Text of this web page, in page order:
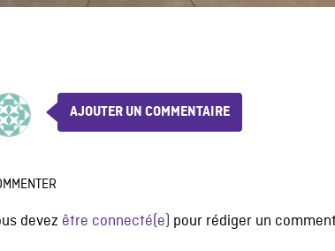
AJOUTER UN COMMENTAIRE
devez être connecté(e) pour rédiger un